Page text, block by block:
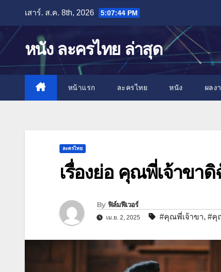
content
เสาร์. ส.ค. 8th, 2026 5:07:45 PM
หนัง ละครไทย ล่าสุด
หน้าแรก ละครไทย หนัง ผลง
ละครไทย
เรื่องย่อ คุณพี่เจ้าขา
By ฟิล์มฟีเวอร์
เม.ย. 2, 2025 #คุณพี่เจ้าขา, #คุ